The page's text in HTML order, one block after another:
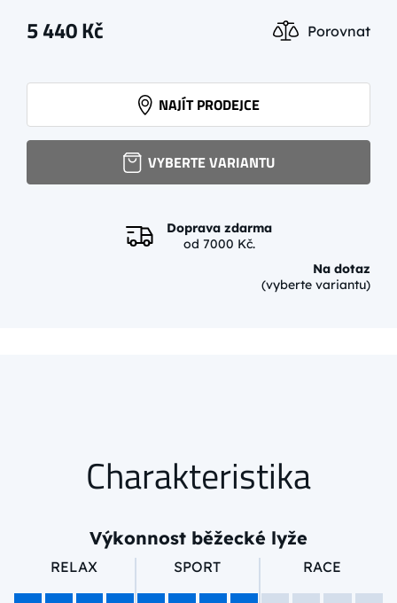
NNN TOURING AUTO CLASSIC
1 090 Kč
NNN PERFORMANCE CLASSIC
1 540 Kč více
5 440Kč Porovnat
NAJÍT PRODEJCE
VYBERTE VARIANTU
Doprava zdarma
od 7000 Kč.
Na dotaz
(vyberte variantu)
Charakteristika
Výkonnost běžecké lyže
RELAX SPORT RACE